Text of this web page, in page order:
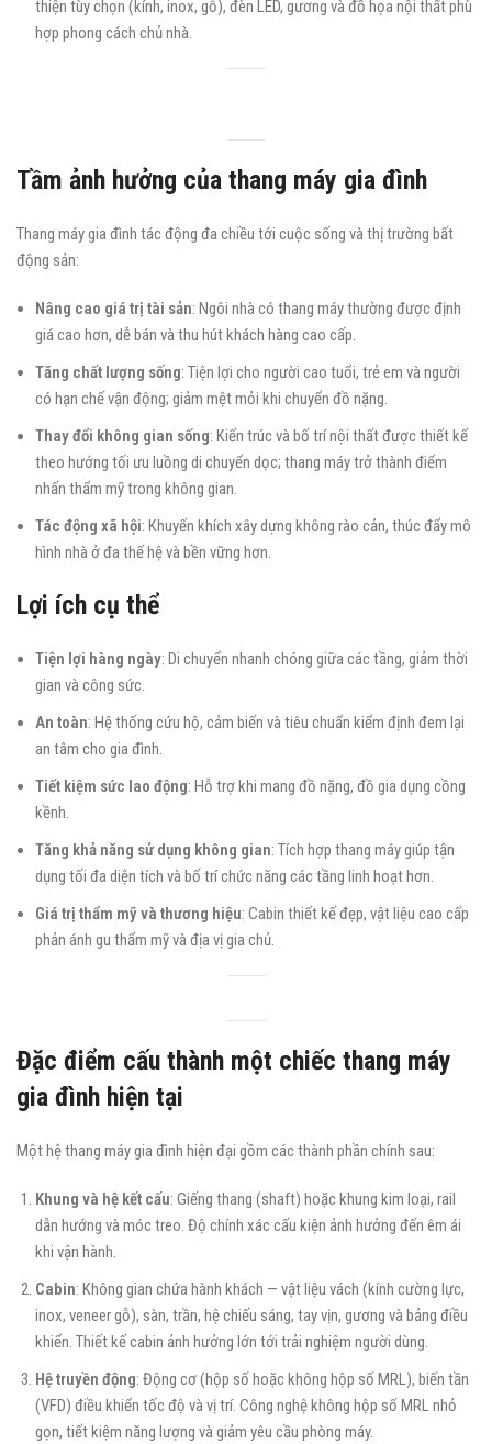
thiện tùy chọn (kính, inox, gỗ), đèn LED, gương và đồ họa nội thất phù
hợp phong cách chủ nhà.
Tầm ảnh hưởng của thang máy gia đình
Thang máy gia đình tác động đa chiều tới cuộc sống và thị trường bất
động sản:
Nâng cao giá trị tài sản: Ngôi nhà có thang máy thường được định
giá cao hơn, dễ bán và thu hút khách hàng cao cấp.
Tăng chất lượng sống: Tiện lợi cho người cao tuổi, trẻ em và người
có hạn chế vận động; giảm mệt mỏi khi chuyển đồ nặng.
Thay đổi không gian sống: Kiến trúc và bố trí nội thất được thiết kế
theo hướng tối ưu luồng di chuyển dọc; thang máy trở thành điểm
nhấn thẩm mỹ trong không gian.
Tác động xã hội: Khuyến khích xây dựng không rào cản, thúc đẩy mô
hình nhà ở đa thế hệ và bền vững hơn.
Lợi ích cụ thể
Tiện lợi hàng ngày: Di chuyển nhanh chóng giữa các tầng, giảm thời
gian và công sức.
An toàn: Hệ thống cứu hộ, cảm biến và tiêu chuẩn kiểm định đem lại
an tâm cho gia đình.
Tiết kiệm sức lao động: Hỗ trợ khi mang đồ nặng, đồ gia dụng cồng
kềnh.
Tăng khả năng sử dụng không gian: Tích hợp thang máy giúp tận
dụng tối đa diện tích và bố trí chức năng các tầng linh hoạt hơn.
Giá trị thẩm mỹ và thương hiệu: Cabin thiết kế đẹp, vật liệu cao cấp
phản ánh gu thẩm mỹ và địa vị gia chủ.
Đặc điểm cấu thành một chiếc thang máy
gia đình hiện tại
Một hệ thang máy gia đình hiện đại gồm các thành phần chính sau:
Khung và hệ kết cấu: Giếng thang (shaft) hoặc khung kim loại, rail
dẫn hướng và móc treo. Độ chính xác cấu kiện ảnh hưởng đến êm ái
khi vận hành.
Cabin: Không gian chứa hành khách — vật liệu vách (kính cường lực,
inox, veneer gỗ), sàn, trần, hệ chiếu sáng, tay vịn, gương và bảng điều
khiển. Thiết kế cabin ảnh hưởng lớn tới trải nghiệm người dùng.
Hệ truyền động: Động cơ (hộp số hoặc không hộp số MRL), biến tần
(VFD) điều khiển tốc độ và vị trí. Công nghệ không hộp số MRL nhỏ
gọn, tiết kiệm năng lượng và giảm yêu cầu phòng máy.